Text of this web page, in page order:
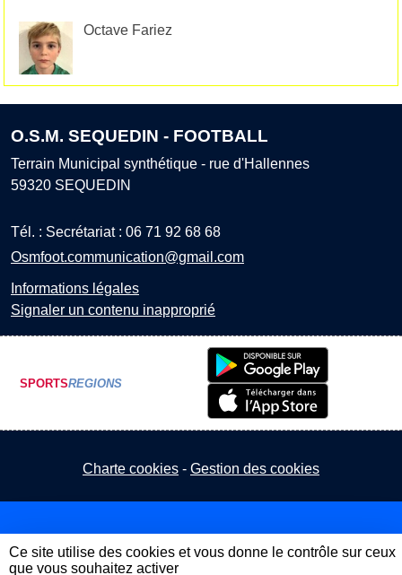
Octave Fariez
O.S.M. SEQUEDIN - FOOTBALL
Terrain Municipal synthétique - rue d'Hallennes
59320 SEQUEDIN
Tél. : Secrétariat : 06 71 92 68 68
Osmfoot.communication@gmail.com
Informations légales
Signaler un contenu inapproprié
SPORTSREGIONS
Charte cookies Gestion des cookies
Ce site utilise des cookies et vous donne le contrôle sur ceux
que vous souhaitez activer